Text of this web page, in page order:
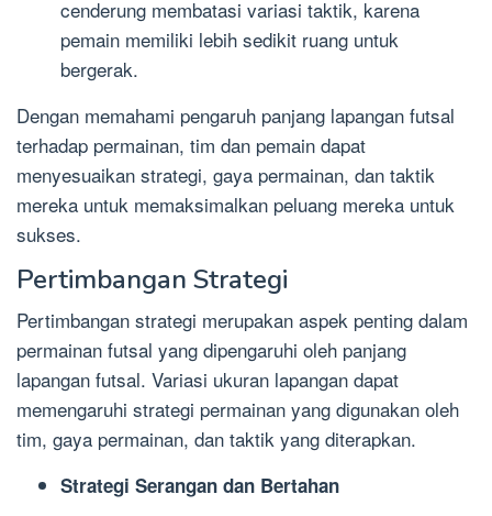
cenderung membatasi variasi taktik, karena
pemain memiliki lebih sedikit ruang untuk
bergerak.
Dengan memahami pengaruh panjang lapangan futsal
terhadap permainan, tim dan pemain dapat
menyesuaikan strategi, gaya permainan, dan taktik
mereka untuk memaksimalkan peluang mereka untuk
sukses.
Pertimbangan Strategi
Pertimbangan strategi merupakan aspek penting dalam
permainan futsal yang dipengaruhi oleh panjang
lapangan futsal. Variasi ukuran lapangan dapat
memengaruhi strategi permainan yang digunakan oleh
tim, gaya permainan, dan taktik yang diterapkan.
Strategi Serangan dan Bertahan